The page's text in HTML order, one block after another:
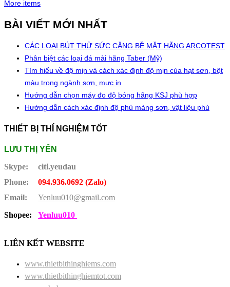
More items
BÀI VIẾT MỚI NHẤT
CÁC LOẠI BÚT THỬ SỨC CĂNG BỀ MẶT HÃNG ARCOTEST
Phân biệt các loại đá mài hãng Taber (Mỹ)
Tìm hiểu về độ mịn và cách xác định độ mịn của hạt sơn, bột
màu trong ngành sơn, mực in
Hướng dẫn chọn máy đo độ bóng hãng KSJ phù hợp
Hướng dẫn cách xác định độ phủ màng sơn, vật liệu phủ
THIẾT BỊ THÍ NGHIỆM TỐT
LƯU THỊ YẾN
Skype:
citi.yeudau
Phone:
094.936.0692 (Zalo)
Email:
Yenluu010@gmail.com
Shopee:
Yenluu010
LIÊN KẾT WEBSITE
www.thietbithinghiems.com
www.thietbithinghiemtot.com